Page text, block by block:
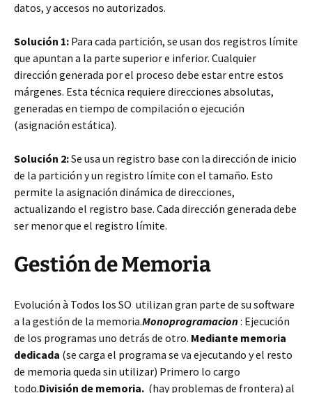
datos, y accesos no autorizados.
Solución 1: Para cada partición, se usan dos registros límite
que apuntan a la parte superior e inferior. Cualquier
dirección generada por el proceso debe estar entre estos
márgenes. Esta técnica requiere direcciones absolutas,
generadas en tiempo de compilación o ejecución
(asignación estática).
Solución 2:Se usa un registro base con la dirección de inicio
de la partición y un registro límite con el tamaño. Esto
permite la asignación dinámica de direcciones,
actualizando el registro base. Cada dirección generada debe
ser menor que el registro límite.
Gestión de Memoria
Evolución à Todos los SO utilizan gran parte de su software
a la gestión de la memoria.Monoprogramacion: Ejecución
de los programas uno detrás de otro. Mediante memoria
dedicada (se carga el programa se va ejecutando y el resto
de memoria queda sin utilizar) Primero lo cargo
todo.División de memoria. (hay problemas de frontera) al